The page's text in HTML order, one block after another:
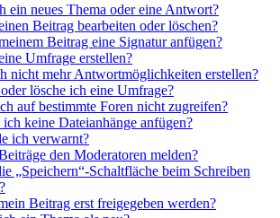
ein neues Thema oder eine Antwort?
Beitrag bearbeiten oder löschen?
Beitrag eine Signatur anfügen?
Umfrage erstellen?
nicht mehr Antwortmöglichkeiten erstellen?
lösche ich eine Umfrage?
auf bestimmte Foren nicht zugreifen?
keine Dateianhänge anfügen?
ich verwarnt?
den Moderatoren melden?
„Speichern“-Schaltfläche beim Schreiben
Beitrag erst freigegeben werden?